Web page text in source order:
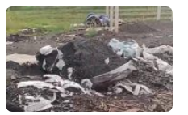
28 mei 2025